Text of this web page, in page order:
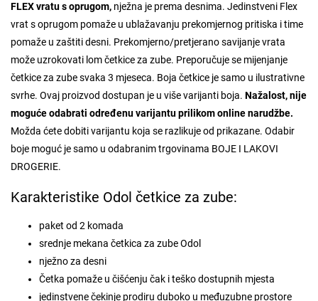
FLEX vratu s oprugom, nježna je prema desnima. Jedinstveni Flex
vrat s oprugom pomaže u ublažavanju prekomjernog pritiska i time
pomaže u zaštiti desni. Prekomjerno/pretjerano savijanje vrata
može uzrokovati lom četkice za zube. Preporučuje se mijenjanje
četkice za zube svaka 3 mjeseca. Boja četkice je samo u ilustrativne
svrhe. Ovaj proizvod dostupan je u više varijanti boja. Nažalost, nije
moguće odabrati određenu varijantu prilikom online narudžbe.
Možda ćete dobiti varijantu koja se razlikuje od prikazane. Odabir
boje moguć je samo u odabranim trgovinama BOJE I LAKOVI
DROGERIE.
Karakteristike Odol četkice za zube:
paket od 2 komada
srednje mekana četkica za zube Odol
nježno za desni
Četka pomaže u čišćenju čak i teško dostupnih mjesta
jedinstvene čekinje prodiru duboko u međuzubne prostore